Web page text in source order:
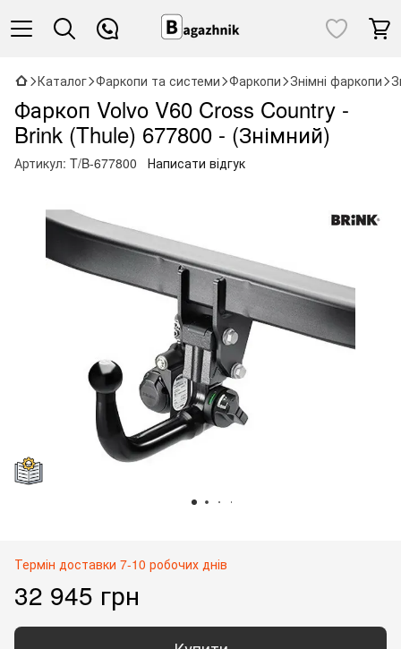
Каталог Фаркопи та системи Фаркопи Знімні фаркопи
Фаркоп Volvo V60 Cross Country -
Brink (Thule) 677800 - (Знімний)
Артикул: T/B-677800 Написати відгук
Термін доставки 7-10 робочих днів
32 945 грн